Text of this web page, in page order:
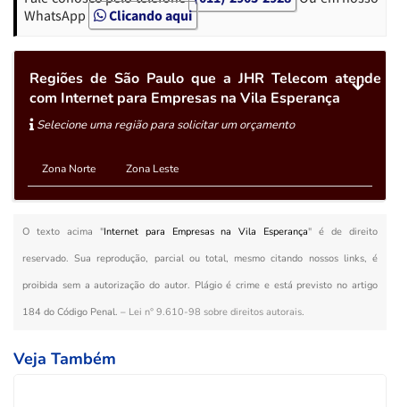
WhatsApp
Clicando aqui
Regiões de São Paulo que a JHR Telecom atende
com Internet para Empresas na Vila Esperança
Selecione uma região para solicitar um orçamento
Zona Norte Zona Leste
O texto acima "Internet para Empresas na Vila Esperança" é de direito
reservado. Sua reprodução, parcial ou total, mesmo citando nossos links, é
proibida sem a autorização do autor. Plágio é crime e está previsto no artigo
184 do Código Penal. – Lei n° 9.610-98 sobre direitos autorais.
Veja Também